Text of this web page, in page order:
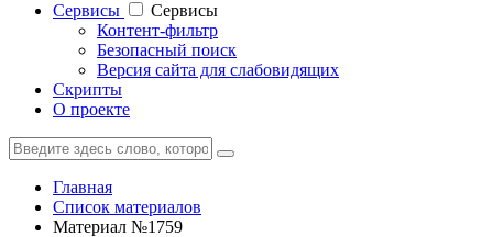
Cервисы
Cервисы
Контент-фильтр
Безопасный поиск
Версия сайта для слабовидящих
Скрипты
О проекте
Главная
Список материалов
Материал №1759